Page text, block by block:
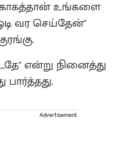
உங்களை
வர செய்தேன்"
என்று நினைத்து
Advertisement